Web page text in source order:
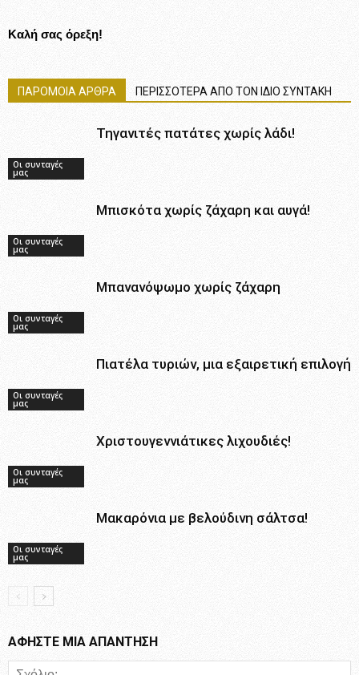
Καλή σας όρεξη!
ΠΑΡΟΜΟΙΑ ΑΡΘΡΑ ΠΕΡΙΣΣΟΤΕΡΑ ΑΠΟ ΤΟΝ ΙΔΙΟ ΣΥΝΤΑΚΗ
Οι συνταγές
μας
Τηγανιτές πατάτες χωρίς λάδι!
Οι συνταγές
μας
Μπισκότα χωρίς ζάχαρη και αυγά!
Οι συνταγές
μας
Μπανανόψωμο χωρίς ζάχαρη
Οι συνταγές
μας
Πιατέλα τυριών, μια εξαιρετική επιλογή
Οι συνταγές
μας
Χριστουγεννιάτικες λιχουδιές!
Οι συνταγές
μας
Μακαρόνια με βελούδινη σάλτσα!
ΑΦΗΣΤΕ ΜΙΑ ΑΠΑΝΤΗΣΗ